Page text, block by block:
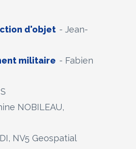
d'objet - Jean-
militaire - Fabien
NOBILEAU,
NV5 Geospatial